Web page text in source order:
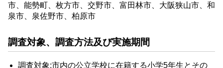
市、能勢町、枚方市、交野市、富田林市、大阪狭山市、和
泉市、泉佐野市、柏原市
調査対象、調査方法及び実施期間
調査対象:市内の公立学校に在籍する小学5年生とその